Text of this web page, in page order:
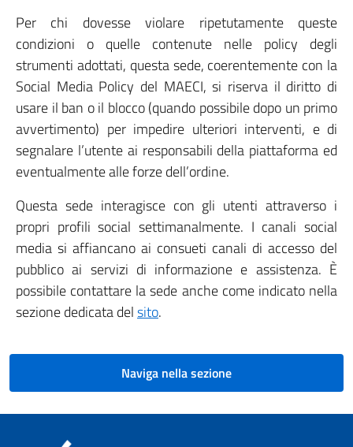
Per chi dovesse violare ripetutamente queste
condizioni o quelle contenute nelle policy degli
strumenti adottati, questa sede, coerentemente con la
Social Media Policy del MAECI, si riserva il diritto di
usare il ban o il blocco (quando possibile dopo un primo
avvertimento) per impedire ulteriori interventi, e di
segnalare l’utente ai responsabili della piattaforma ed
eventualmente alle forze dell’ordine.
Questa sede interagisce con gli utenti attraverso i
propri profili social settimanalmente. I canali social
media si affiancano ai consueti canali di accesso del
pubblico ai servizi di informazione e assistenza. È
possibile contattare la sede anche come indicato nella
sezione dedicata delsito.
Naviga nella sezione